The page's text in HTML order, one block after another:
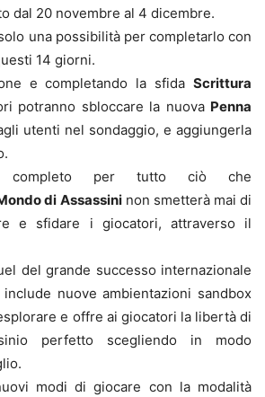
dal 20 novembre al 4 dicembre.
una possibilità per completarlo con
14 giorni.
e completando la sfida Scrittura
potranno sbloccare la nuova Penna
utenti nel sondaggio, e aggiungerla
completo per tutto ciò che
di Assassininon smetterà mai di
e sfidare i giocatori, attraverso il
del grande successo internazionale
include nuove ambientazioni sandbox
e offre ai giocatori la libertà di
perfetto scegliendo in modo
modi di giocare con la modalità